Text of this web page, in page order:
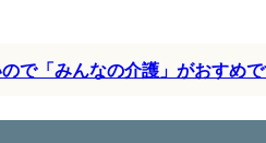
で「みんなの介護」がおすめ